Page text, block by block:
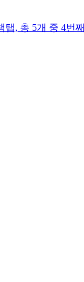
탭, 총 5개 중 4번째